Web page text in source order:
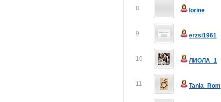
8 lorine
9 erzsi1961
10 ЛИОЛА_1
11 Tania_Rom